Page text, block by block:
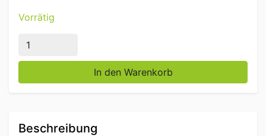
Vorrätig
Polyester Eiswaffel Softeiswaffel 34 cm Werbung
In den Warenkorb
Beschreibung